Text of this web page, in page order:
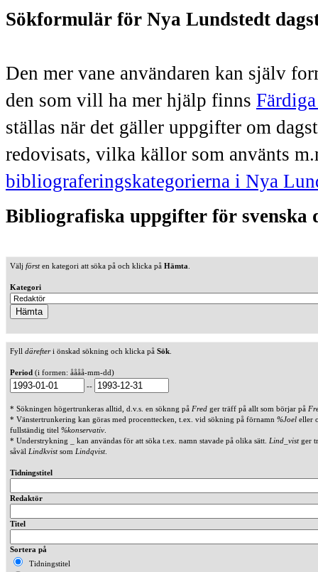
Sökformulär för Nya Lundstedt
Den mer vane användaren kan själv
den som vill ha mer hjälp finns
ställas när det gäller uppgifter om
redovisats, vilka källor som använts
bibliograferingskategorierna i Nya
Bibliografiska uppgifter för svenska
Välj försten kategori att söka på och klicka på Hämta
Kategori
Fyll därefteri önskad sökning och klicka på Sök
Period (i formen: åååå-mm-dd)
--
* Sökningen högertrunkeras alltid, d.v.s. en söknng på Fred ger träff på allt som börjar på
* Vänstertrunkering kan göras med procenttecken, t.ex. vid sökning på förnamn %Joel eller
fullständig titel %konservativ
* Understrykning _ kan användas för att söka t.ex. namn stavade på olika sätt. Lind_vistger
såväl Lindkvistsom Lindqvist.
Tidningstitel
Redaktör
Titel
Sortera på
Tidningstitel